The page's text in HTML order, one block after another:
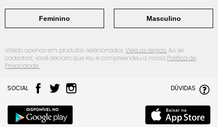
Feminino Masculino
Válido apenas em produtos selecionados.Veja as regras.Ao se
cadastrar, você declara que leu e compreendeu a nossa Política de
Privacidade.
SOCIAL DÚVIDAS